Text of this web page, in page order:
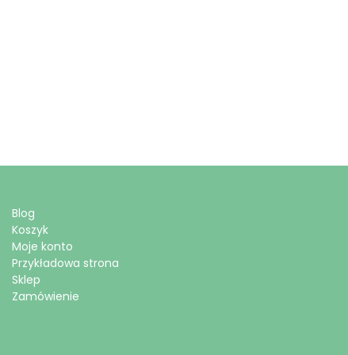
Blog
Koszyk
Moje konto
Przykładowa strona
Sklep
Zamówienie